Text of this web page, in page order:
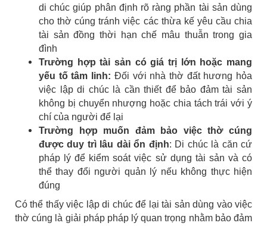
di chúc giúp phân định rõ ràng phần tài sản dùng
cho thờ cúng tránh việc các thừa kế yêu cầu chia
tài sản đồng thời hạn chế mâu thuẫn trong gia
đình
Trường hợp tài sản có giá trị lớn hoặc mang
yếu tố tâm linh: Đối với nhà thờ đất hương hỏa
việc lập di chúc là cần thiết để bảo đảm tài sản
không bị chuyển nhượng hoặc chia tách trái với ý
chí của người để lại
Trường hợp muốn đảm bảo việc thờ cúng
được duy trì lâu dài ổn định: Di chúc là căn cứ
pháp lý để kiểm soát việc sử dụng tài sản và có
thể thay đổi người quản lý nếu không thực hiện
đúng
Có thể thấy việc lập di chúc để lại tài sản dùng vào việc
thờ cúng là giải pháp pháp lý quan trọng nhằm bảo đảm